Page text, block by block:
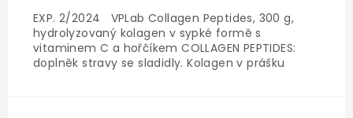
EXP. 2/2024 VPLab Collagen Peptides, 300 g,
hydrolyzovaný kolagen v sypké formě s
vitaminem C a hořčíkem COLLAGEN PEPTIDES:
doplněk stravy se sladidly. Kolagen v prášku